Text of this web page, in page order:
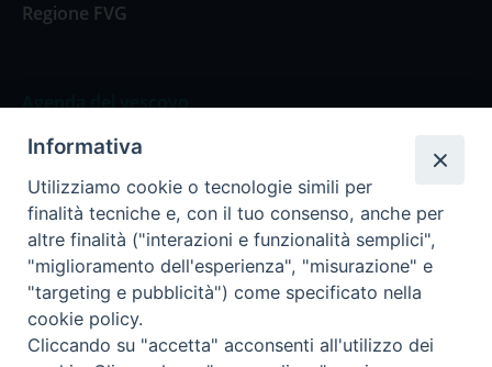
Regione FVG
Agenda del vescovo
Agenda del vescovo
Privacy Policy Trasparenza
Termini e Condizioni
Informativa
Utilizziamo cookie o tecnologie simili per
finalità tecniche e, con il tuo consenso, anche per
altre finalità ("interazioni e funzionalità semplici",
"miglioramento dell'esperienza", "misurazione" e
"targeting e pubblicità") come specificato nella
cookie policy.
Cliccando su "accetta" acconsenti all'utilizzo dei